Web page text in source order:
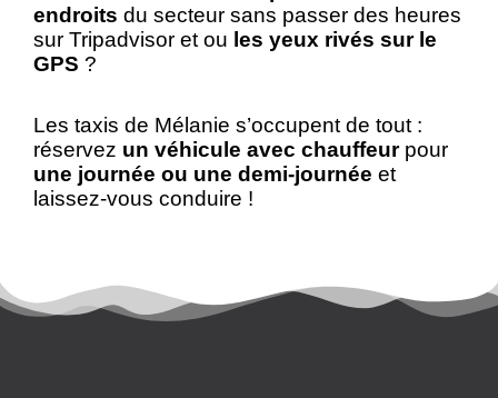
endroits du secteur sans passer des heures
sur Tripadvisor et ou les yeux rivés sur le
GPS ?
Les taxis de Mélanie s’occupent de tout :
réservez un véhicule avec chauffeurpour
une journée ou une demi-journée et
laissez-vous conduire !